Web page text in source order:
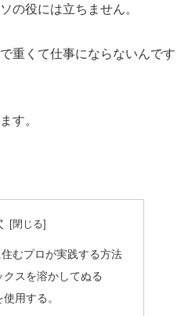
の役には立ちません。
重くて仕事にならないんです
す。
むプロが実践する方法
スを溶かしてぬる
用する。